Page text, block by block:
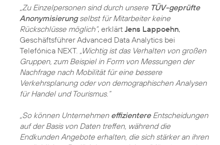
„Zu Einzelpersonen sind durch unsere TÜV-geprüfte
Anonymisierungselbst für Mitarbeiter keine
Rückschlüsse möglich“, erklärt Jens Lappoehn,
Geschäftsführer Advanced Data Analytics bei
Telefónica NEXT.
„Wichtig ist das Verhalten von großen
Gruppen, zum Beispiel in Form von Messungen der
Nachfrage nach Mobilität für eine bessere
Verkehrsplanung oder von demographischen Analysen
für Handel und Tourismus.“
„So können Unternehmen effizientere Entscheidungen
auf der Basis von Daten treffen, während die
Endkunden Angebote erhalten, die sich stärker an ihren